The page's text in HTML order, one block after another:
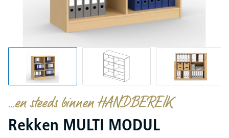
...en steeds binnen HANDBEREIK
Rekken MULTI MODUL